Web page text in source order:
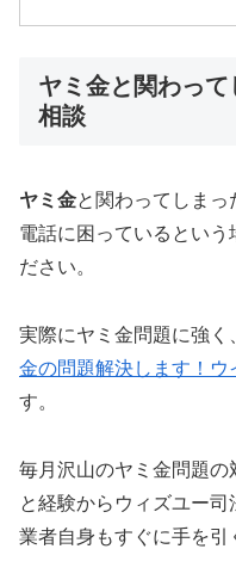
ヤミ金と関わっ
相談
ヤミ金と関わってしま
電話に困っているという
ださい。
実際にヤミ金問題に強く
金の問題解決します！
す。
毎月沢山のヤミ金問題
と経験からウィズユー
業者自身もすぐに手を引